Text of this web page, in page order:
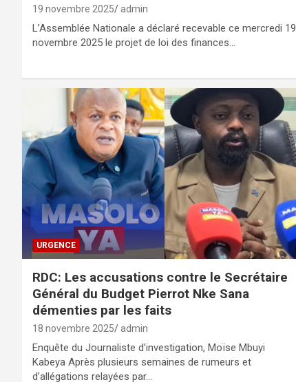
19 novembre 2025 admin
L’Assemblée Nationale a déclaré recevable ce mercredi 19
novembre 2025 le projet de loi des finances…
URGENCE
RDC: Les accusations contre le Secrétaire
Général du Budget Pierrot Nke Sana
démenties par les faits
18 novembre 2025 admin
Enquête du Journaliste d’investigation, Moïse Mbuyi
Kabeya Après plusieurs semaines de rumeurs et
d’allégations relayées par…